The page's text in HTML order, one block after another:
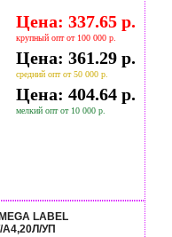
Цена: 337.65 р.
крупный опт от 100 000 р.
Цена: 361.29 р.
средний опт от 50 000 р.
Цена: 404.64 р.
мелкий опт от 10 000 р.
LABEL
УП